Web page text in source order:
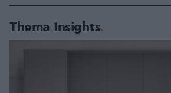
Thema Insights